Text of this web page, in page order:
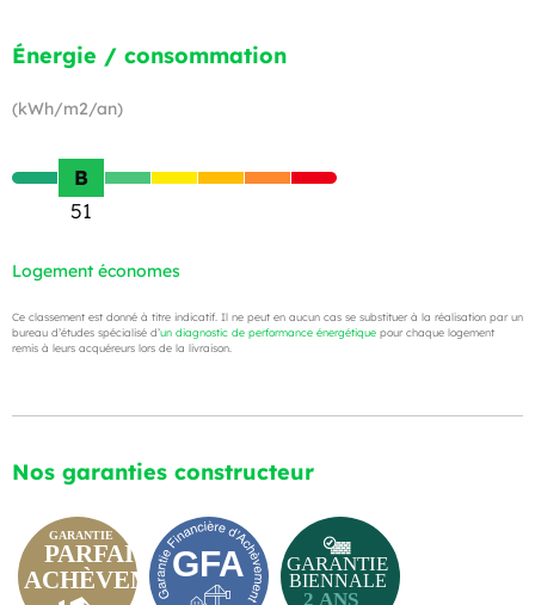
Énergie / consommation
(kWh/m2/an)
B
51
Logement économes
Ce classement est donné à titre indicatif. Il ne peut en aucun cas se substituer à la réalisation par un
bureau d’études spécialisé d’un diagnostic de performance énergétique pour chaque logement
remis à leurs acquéreurs lors de la livraison.
Nos garanties constructeur